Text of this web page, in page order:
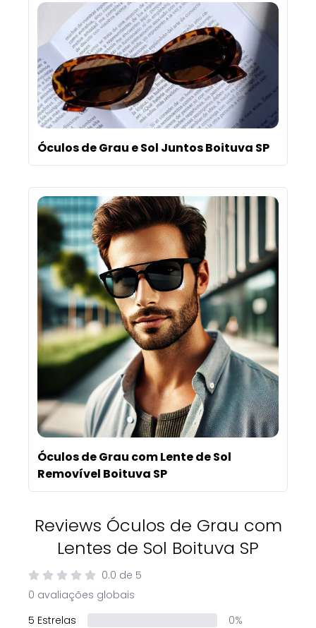
Óculos de Grau e Sol Juntos Boituva SP
Óculos de Grau com Lente de Sol
Removível Boituva SP
Reviews Óculos de Grau com
Lentes de Sol Boituva SP
0.0 de 5
0 avaliações globais
5 Estrelas
0%